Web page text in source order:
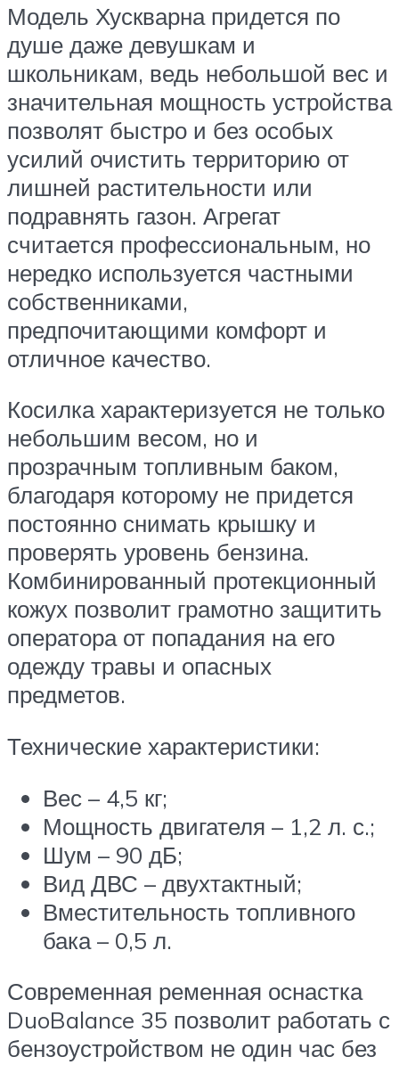
Модель Хускварна придется по
душе даже девушкам и
школьникам, ведь небольшой вес и
значительная мощность устройства
позволят быстро и без особых
усилий очистить территорию от
лишней растительности или
подравнять газон. Агрегат
считается профессиональным, но
нередко используется частными
собственниками,
предпочитающими комфорт и
отличное качество.
Косилка характеризуется не только
небольшим весом, но и
прозрачным топливным баком,
благодаря которому не придется
постоянно снимать крышку и
проверять уровень бензина.
Комбинированный протекционный
кожух позволит грамотно защитить
оператора от попадания на его
одежду травы и опасных
предметов.
Технические характеристики:
Вес – 4,5 кг;
Мощность двигателя – 1,2 л. с.;
Шум – 90 дБ;
Вид ДВС – двухтактный;
Вместительность топливного
бака – 0,5 л.
Современная ременная оснастка
DuoBalance 35 позволит работать с
бензоустройством не один час без